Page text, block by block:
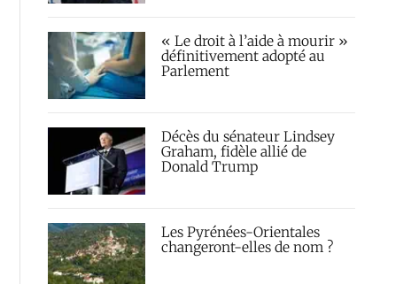
« Le droit à l’aide à mourir »
définitivement adopté au
Parlement
Décès du sénateur Lindsey
Graham, fidèle allié de
Donald Trump
Les Pyrénées-Orientales
changeront-elles de nom ?